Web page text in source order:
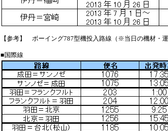
【参考】 ボーイング787型機投入路線（※当日の機材・
■国際線